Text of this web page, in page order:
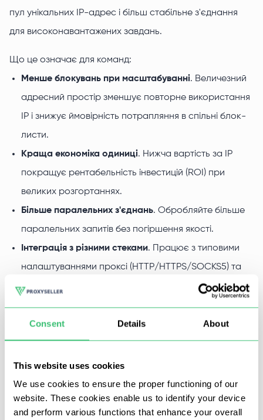
Consent Details About
This website uses cookies
We use cookies to ensure the proper functioning of our
website. These cookies enable us to identify your device
and perform various functions that enhance your overall
пул унікальних IP-адрес і більш стабільне з'єднання
для високонавантажених завдань.
Що це означає для команд:
Менше блокувань при масштабуванні. Величезний
адресний простір зменшує повторне використання
IP і знижує ймовірність потрапляння в спільні блок-
листи.
Краща економіка одиниці. Нижча вартість за IP
покращує рентабельність інвестицій (ROI) при
великих розгортаннях.
Більше паралельних з'єднань. Обробляйте більше
паралельних запитів без погіршення якості.
Інтеграція з різними стеками. Працює з типовими
налаштуваннями проксі (HTTP/HTTPS/SOCKS5) та
стандартними потоками авторизації.
багато сучасних платформ приймають IPv6 або dual-
stack. Обирайте IPv6 для масштабу та економії;
використовуйте IPv4 там, де сайт підтримує лише IPv4.